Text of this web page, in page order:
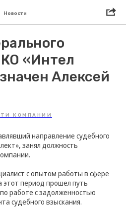
Новости
«Интел
Алексей
КОМПАНИИ
направление судебного
занял должность
с опытом работы в сфере
этот период прошел путь
работе с задолженностью
судебного взыскания.